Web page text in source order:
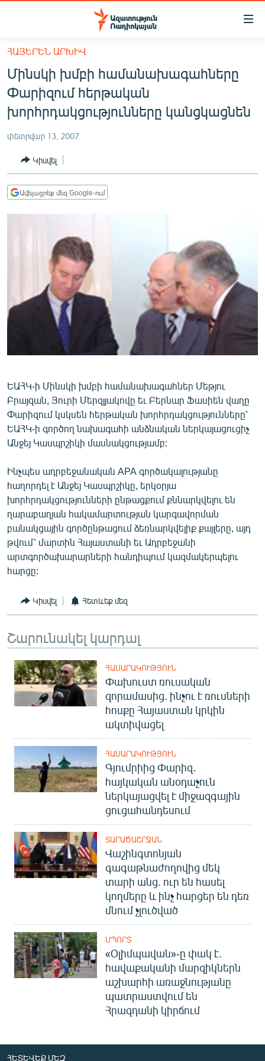
Մատչելիության
հիմնական
բովանդակությանը
Անցնել
հիմնական
մենյուին
ՀԱՅԱՍՏԱՆ
ՔԱՂԱՔԱԿԱՆ
ՀԱՍԱՐԱԿՈՒԹՅՈՒՆ
ՏՆՏԵՍՈՒԹՅՈՒՆ
ՂԱՐԱԲԱՂ
ՏԱՐԱԾԱՇՐՋԱՆ
ՄԻՋԱԶԳԱՅԻՆ
ՄՇԱԿՈՒՅԹ
ՄԵԿՆԱԲԱՆՈՒԹՅՈՒՆ
ԿՈՐՈՆԱՎԻՐՈՒՍ
ԱՐԽԻՎ
ՏԵՍԱՆՅՈՒԹԵՐ
ԲԱՆԱՎԵՃ
ՁԳՏԵԼՈՎ ԼԱՎԱԳՈՒՅՆԻՆ
ՓՈԴՔԱՍԹ
Հայերեն
English
Русский
ՀԵՏԵՎԵՔ ՄԵԶ
«Ազատության» բոլոր կայքերը
ՀԱՅԵՐԵՆ ԱՐԽԻՎ
Մինսկի խմբի համանախագահները
Փարիզում հերթական
խորհրդակցությունները կանցկացնեն
փետրվար 13, 2007
Կիսվել
Ավելացրեք մեզ Google-ում
ԵԱՀԿ-ի Մինսկի խմբի համանախագահներ Մեթյու
Բրայզան, Յուրի Մերզլյակովը եւ Բերնար Ֆասիեն վաղը
Փարիզում կսկսեն հերթական խորհրդակցությունները՝
ԵԱՀԿ-ի գործող նախագահի անձնական ներկայացուցիչ
Անջեյ Կասպրշիկի մասնակցությամբ:
Ինչպես ադրբեջանական APA գործակալությանը
հաղորդել է Անջեյ Կասպրշիկը, երկօրյա
խորհրդակցությունների ընթացքում քննարկվելու են
ղարաբաղյան հակամարտության կարգավորման
բանակցային գործընթացում ձեռնարկվելիք քայլերը, այդ
թվում՝ մարտին Հայաստանի եւ Ադրբեջանի
արտգործախարարների հանդիպում կազմակերպելու
հարցը:
Կիսվել Հետևեք մեզ
Շարունակել կարդալ
ՀԱՍԱՐԱԿՈՒԹՅՈՒՆ
Փախուստ ռուսական
զորամասից. ինչու է ռուսների
հոսքը Հայաստան կրկին
ակտիվացել
ՀԱՍԱՐԱԿՈՒԹՅՈՒՆ
Գյումրիից Փարիզ․
հայկական անօդաչուն
ներկայացվել է միջազգային
ցուցահանդեսում
ՏԱՐԱԾԱՇՐՋԱՆ
Վաշինգտոնյան
գագաթնաժողովից մեկ
տարի անց. ուր են հասել
կողմերը և ինչ հարցեր են դեռ
մնում չլուծված
ՍՊՈՐՏ
«Օլիմպավան»-ը փակ է.
հավաքականի մարզիկներն
աշխարհի առաջնությանը
պատրաստվում են
Հրազդանի կիրճում
ՀԵՏԵՎԵՔ ՄԵԶ